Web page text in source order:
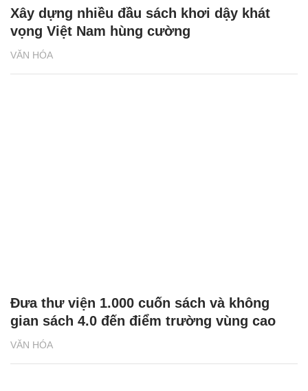
VĂN HÓA
Xây dựng nhiều đầu sách khơi dậy khát
vọng Việt Nam hùng cường
VĂN HÓA
Đưa thư viện 1.000 cuốn sách và không
gian sách 4.0 đến điểm trường vùng cao